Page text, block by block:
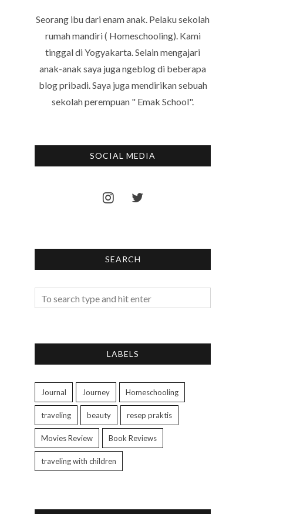
Seorang ibu dari enam anak. Pelaku sekolah
rumah mandiri ( Homeschooling). Kami
tinggal di Yogyakarta. Selain mengajari
anak-anak saya juga ngeblog di beberapa
blog pribadi. Saya juga mendirikan sebuah
sekolah perempuan " Emak School".
SOCIAL MEDIA
SEARCH
LABELS
Journal Journey Homeschooling
traveling beauty resep praktis
Movies Review Book Reviews
traveling with children